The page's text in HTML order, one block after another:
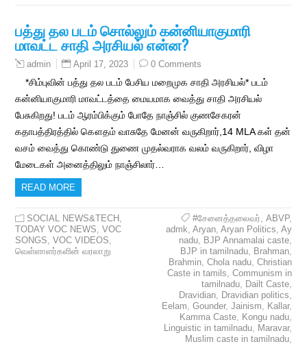
பத்து தல படம் சொல்லும் கன்னியாகுமாரி
மாவட்ட சாதி அரசியல் என்ன?
admin April 17, 2023 0 Comments
*சிம்புவின் பத்து தல படம் பேசிய மறைமுக சாதி அரசியல்* படம்
கன்னியாகுமாரி மாவட்டத்தை மையமாக வைத்து சாதி அரசியல்
பேசுகிறது! படம் ஆரம்பிக்கும் போதே நாஞ்சில் குணசேகரன்
கதாபத்திரத்தில் கௌதம் வாசுதே மேனன் வருகிறார்,14 MLA கள் தன்
வசம் வைத்து கொண்டு துணை முதல்வராக வலம் வருகிறார், விழா
மேடைகள் அனைத்திலும் நாஞ்சிலார்…
READ MORE
SOCIAL NEWS&TECH ,
TODAY VOC NEWS,VOC
SONGS,VOC VIDEOS,
வெள்ளாளர்களின் வரலாறு
#சேனைத்தலைவர், ABVP,
admk, Aryan, Aryan Politics, Ay
nadu, BJP Annamalai caste,
BJP in tamilnadu, Brahman,
Brahmin, Chola nadu, Christian
Caste in tamils, Communism in
tamilnadu, Dailt Caste,
Dravidian, Dravidian politics,
Eelam, Gounder, Jainism, Kallar,
Kamma Caste, Kongu nadu,
Linguistic in tamilnadu, Maravar,
Muslim caste in tamilnadu,